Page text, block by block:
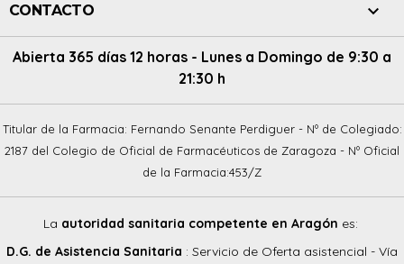
CONTACTO 
Abierta 365 días 12 horas - Lunes a Domingo de 9:30 a
21:30 h
Titular de la Farmacia: Fernando Senante Perdiguer - Nº de Colegiado:
2187 del Colegio de Oficial de Farmacéuticos de Zaragoza - Nº Oficial
de la Farmacia:453/Z
La autoridad sanitaria competente en Aragón es:
D.G. de Asistencia Sanitaria : Servicio de Oferta asistencial - Vía